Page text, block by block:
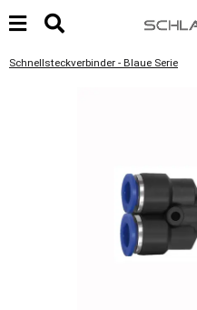
Schnellsteckverbinder - Blaue Serie